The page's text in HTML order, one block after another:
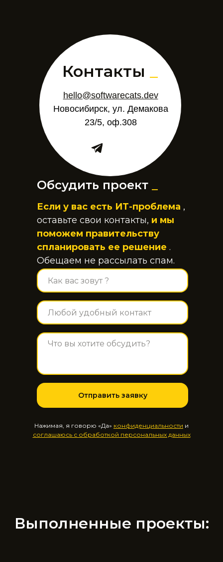
Обсудить проект
Если у вас есть ИТ-проблема ,
оставьте свои контакты, и мы
поможем правительству
спланировать ее решение .
Обещаем не рассылать спам.
Нажимая, я говорю «Да» конфиденциальности и
соглашаюсь с обработкой персональных данных
Отправить заявку
hello@softwarecats.dev
Новосибирск, ул. Демакова
23/5, оф.308
Контакты _
Выполненные проекты: